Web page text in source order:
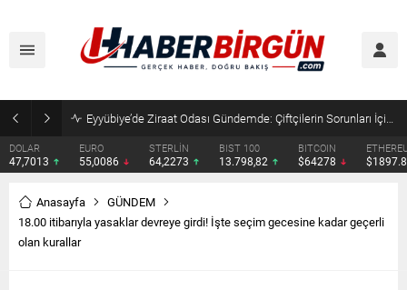
Eyyübiye’de Ziraat Odası Gündemde: Çiftçilerin Sorunları İçin Yeni Çağrı
DOLAR
47,7013
EURO
55,0086
STERLİN
64,2273
BIST 100
13.798,82
BITCOIN
$64278
Anasayfa
GÜNDEM
18.00 itibarıyla yasaklar devreye girdi! İşte seçim gecesine kadar geçerli
olan kurallar